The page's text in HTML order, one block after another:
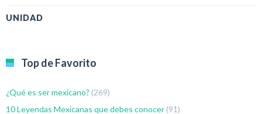
UNIDAD
Top de Favorito
¿Qué es ser mexicano? (269)
10 Leyendas Mexicanas que debes conocer (91)